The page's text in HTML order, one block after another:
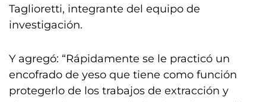
Taglioretti, integrante del equipo de
investigación.
Y agregó: “Rápidamente se le practicó un
encofrado de yeso que tiene como función
protegerlo de los trabajos de extracción y